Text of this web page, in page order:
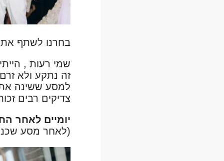
בחרנו לשתף את
זה נתקע ולא
למסע ששינה את
צדיקים רבים
יומיים לאחר
(לאחר מסע